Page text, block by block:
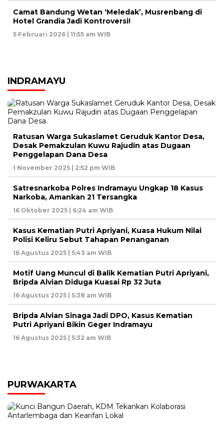
Camat Bandung Wetan ‘Meledak’, Musrenbang di
Hotel Grandia Jadi Kontroversi!
5 Februari 2026 | 11:55 am WIB
INDRAMAYU
Ratusan Warga Sukaslamet Geruduk Kantor Desa,
Desak Pemakzulan Kuwu Rajudin atas Dugaan
Penggelapan Dana Desa
1 November 2025 | 2:52 pm WIB
Satresnarkoba Polres Indramayu Ungkap 18 Kasus
Narkoba, Amankan 21 Tersangka
16 Oktober 2025 | 6:24 am WIB
Kasus Kematian Putri Apriyani, Kuasa Hukum Nilai
Polisi Keliru Sebut Tahapan Penanganan
16 Agustus 2025 | 5:43 am WIB
Motif Uang Muncul di Balik Kematian Putri Apriyani,
Bripda Alvian Diduga Kuasai Rp 32 Juta
16 Agustus 2025 | 5:38 am WIB
Bripda Alvian Sinaga Jadi DPO, Kasus Kematian
Putri Apriyani Bikin Geger Indramayu
16 Agustus 2025 | 5:32 am WIB
PURWAKARTA